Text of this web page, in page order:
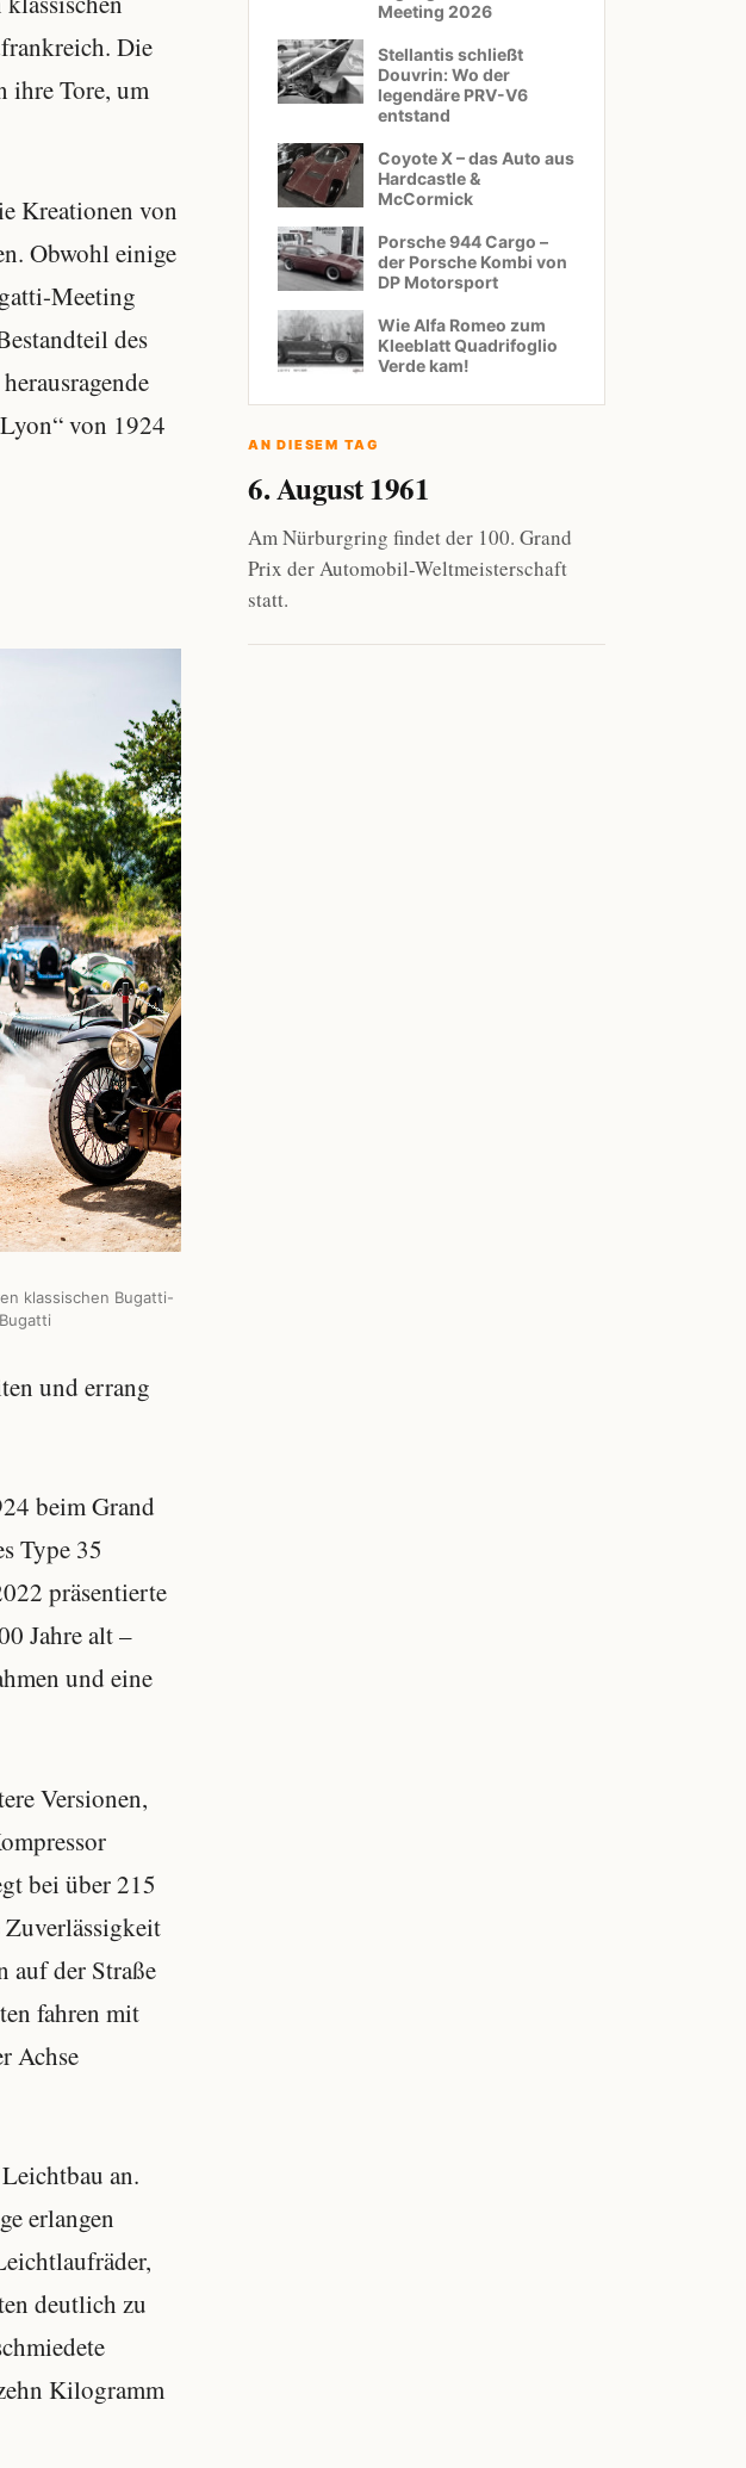
Die
ihre Tore, um
Kreationen von
Obwohl einige
Meeting
des
von 1924
klassischen Bugatti-
und errang
beim Grand
Type 35
präsentierte
Jahre alt –
und eine
Versionen,
bei über 215
auf der Straße
fahren mit
Achse
an.
erlangen
deutlich zu
Kilogramm
Meeting 2026
Stellantis schließt
Douvrin: Wo der
legendäre PRV-V6
entstand
Coyote X – das Auto aus
Hardcastle &
McCormick
Porsche 944 Cargo –
der Porsche Kombi von
DP Motorsport
Wie Alfa Romeo zum
Kleeblatt Quadrifoglio
Verde kam!
AN DIESEM TAG
6. August 1961
Am Nürburgring findet der 100. Grand
Prix der Automobil-Weltmeisterschaft
statt.